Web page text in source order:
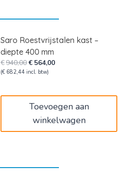
Saro Roestvrijstalen kast –
diepte 400 mm
€940,00Oorspronkelijke
prijs
€ 564,00Huidige
(€ 682,44 incl. btw)
Toevoegen aan
winkelwagen